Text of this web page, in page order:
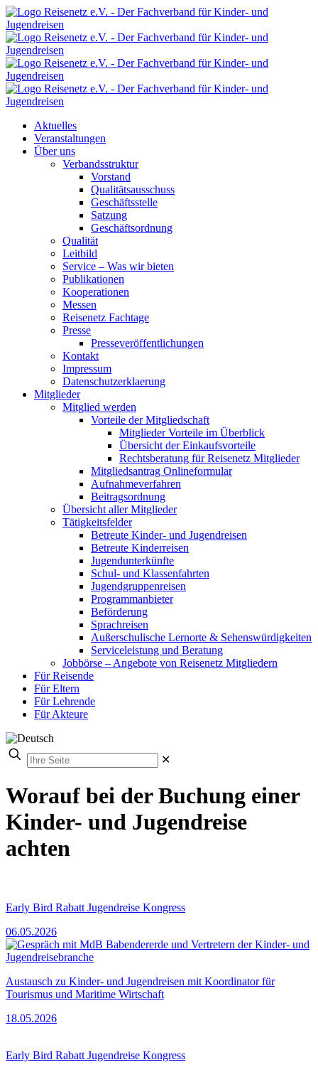
Aktuelles
Veranstaltungen
Über uns
Verbandsstruktur
Vorstand
Qualitätsausschuss
Geschäftsstelle
Satzung
Geschäftsordnung
Qualität
Leitbild
Service – Was wir bieten
Publikationen
Kooperationen
Messen
Reisenetz Fachtage
Presse
Presseveröffentlichungen
Kontakt
Impressum
Datenschutzerklaerung
Mitglieder
Mitglied werden
Vorteile der Mitgliedschaft
Mitglieder Vorteile im Überblick
Übersicht der Einkaufsvorteile
Rechtsberatung für Reisenetz Mitglieder
Mitgliedsantrag Onlineformular
Aufnahmeverfahren
Beitragsordnung
Übersicht aller Mitglieder
Tätigkeitsfelder
Betreute Kinder- und Jugendreisen
Betreute Kinderreisen
Jugendunterkünfte
Schul- und Klassenfahrten
Jugendgruppenreisen
Programmanbieter
Beförderung
Sprachreisen
Außerschulische Lernorte & Sehenswürdigkeiten
Serviceleistung und Beratung
Jobbörse – Angebote von Reisenetz Mitgliedern
Für Reisende
Für Eltern
Für Lehrende
Für Akteure
✕
Worauf bei der Buchung einer
Kinder- und Jugendreise
achten
Early Bird Rabatt Jugendreise Kongress
06.05.2026
Austausch zu Kinder- und Jugendreisen mit Koordinator für
Tourismus und Maritime Wirtschaft
18.05.2026
Early Bird Rabatt Jugendreise Kongress